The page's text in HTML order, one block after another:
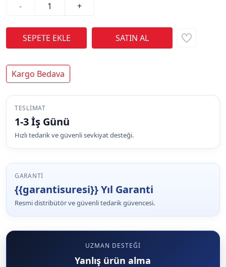
-
+
Kargo Bedava
TESLIMAT
1-3 İş Günü
Hızlı tedarik ve güvenli sevkiyat desteği.
GARANTI
{{garantisuresi}} Yıl Garanti
Resmi distribütör ve güvenli tedarik güvencesi.
UZMAN DESTEĞI
Yanlış ürün alma